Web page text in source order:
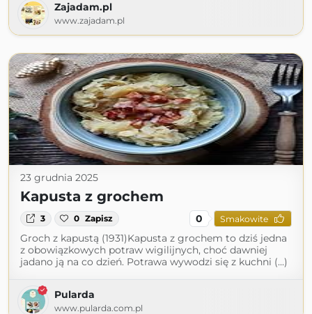
Zajadam.pl
www.zajadam.pl
23 grudnia 2025
Kapusta z grochem
3 0 Zapisz 0 Smakowite
Groch z kapustą (1931)Kapusta z grochem to dziś jedna
z obowiązkowych potraw wigilijnych, choć dawniej
jadano ją na co dzień. Potrawa wywodzi się z kuchni (...)
Pularda
www.pularda.com.pl